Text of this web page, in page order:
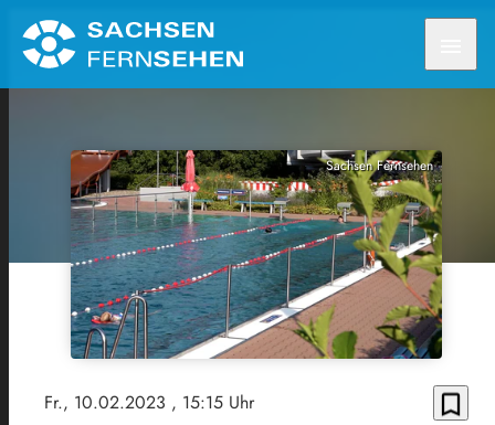
Sachsen Fernsehen
Fr., 10.02.2023 , 15:15 Uhr bookmark_border